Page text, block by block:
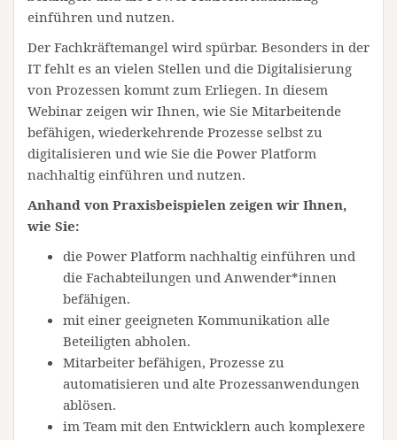
einführen und nutzen.
Der Fachkräftemangel wird spürbar. Besonders in der
IT fehlt es an vielen Stellen und die Digitalisierung
von Prozessen kommt zum Erliegen. In diesem
Webinar zeigen wir Ihnen, wie Sie Mitarbeitende
befähigen, wiederkehrende Prozesse selbst zu
digitalisieren und wie Sie die Power Platform
nachhaltig einführen und nutzen.
Anhand von Praxisbeispielen zeigen wir Ihnen,
wie Sie:
die Power Platform nachhaltig einführen und
die Fachabteilungen und Anwender*innen
befähigen.
mit einer geeigneten Kommunikation alle
Beteiligten abholen.
Mitarbeiter befähigen, Prozesse zu
automatisieren und alte Prozessanwendungen
ablösen.
im Team mit den Entwicklern auch komplexere